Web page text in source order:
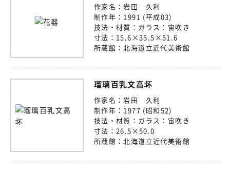
作家名：岩田 久利
制作年： 1991 (平成03)
技法・材質： ガラス：宙吹き
寸法： 15.6×35.5×51.6
所蔵館： 北海道立近代美術館
瑠璃百乳文高坏
作家名：岩田 久利
制作年： 1977 (昭和52)
技法・材質： ガラス：宙吹き
寸法： 26.5×50.0
所蔵館：北海道立近代美術館